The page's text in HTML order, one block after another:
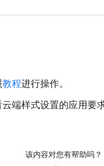
教程进行操作。
云端样式设置的应用要
该内容对您有帮助吗？